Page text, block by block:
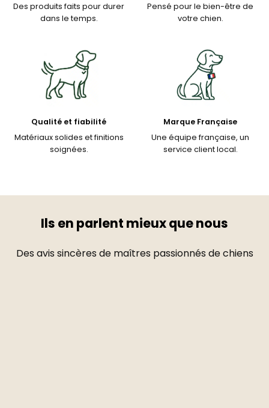
Des produits faits pour durer
dans le temps.
Pensé pour le bien-être de
votre chien.
Qualité et fiabilité
Matériaux solides et finitions
soignées.
Marque Française
Une équipe française, un
service client local.
Ils en parlent mieux que nous
Des avis sincères de maîtres passionnés de chiens